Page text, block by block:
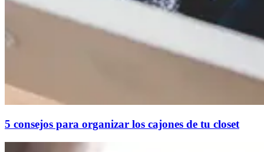
5 consejos para organizar los cajones de tu closet